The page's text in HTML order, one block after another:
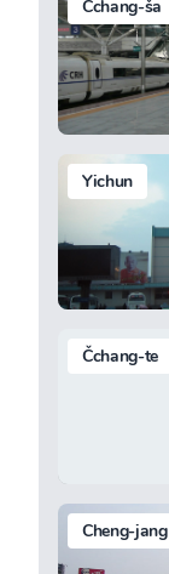
Čchang-ša
Yichun
Čchang-te
Cheng-jang